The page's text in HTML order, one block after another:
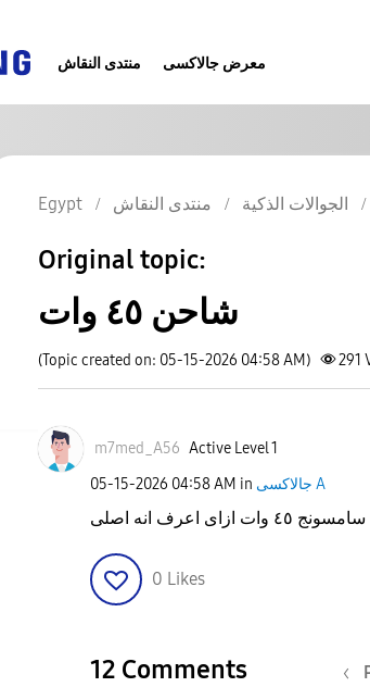
منتدى النقاش معرض جالاكسى
Egypt منتدى النقاش الجوالات الذكية
Original topic:
شاحن ٤٥ وات
(Topic created on: 05-15-2026 04:58 AM) 291
m7med_A56 Active Level 1
‎05-15-2026 04:58 AM in جالاكسى A
اعرف انه اصلى
0 Likes
12 Comments